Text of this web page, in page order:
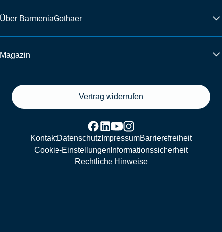
Über BarmeniaGothaer
Magazin
Vertrag widerrufen
KontaktDatenschutz ImpressumBarrierefreiheit
Cookie-Einstellungen Informationssicherheit
Rechtliche Hinweise